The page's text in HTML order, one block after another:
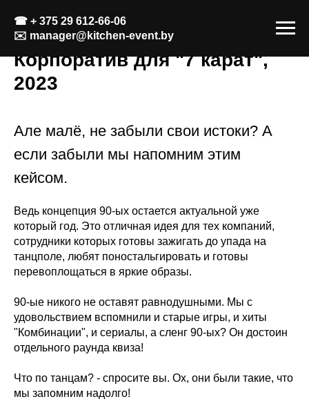
☎ + 375 29 612-66-06
✉️ manager@kitchen-event.by
Корпоратив для "7 карат",
2023
Але малё, не забыли свои истоки? А
если забыли мы напомним этим
кейсом.
Ведь концепция 90-ых остается актуальной уже
который год. Это отличная идея для тех компаний,
сотрудники которых готовы зажигать до упада на
танцполе, любят поностальгировать и готовы
перевоплощаться в яркие образы.
90-ые никого не оставят равнодушными. Мы с
удовольствием вспомнили и старые игры, и хиты
"Комбинации", и сериалы, а сленг 90-ых? Он достоин
отдельного раунда квиза!
Что по танцам? - спросите вы. Ох, они были такие, что
мы запомним надолго!